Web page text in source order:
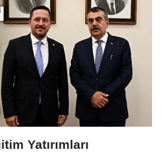
Yatırımları